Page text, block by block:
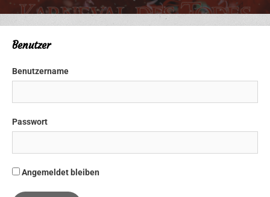
Benutzer
Benutzername
Passwort
Angemeldet bleiben